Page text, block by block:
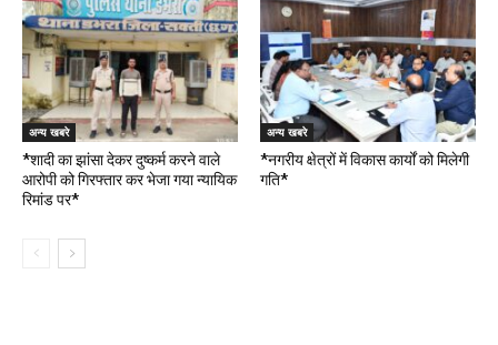
अन्य खबरे
*शादी का झांसा देकर दुष्कर्म करने वाले
आरोपी को गिरफ्तार कर भेजा गया न्यायिक
रिमांड पर*
अन्य खबरे
*नगरीय क्षेत्रों में विकास कार्यों को मिलेगी
गति*